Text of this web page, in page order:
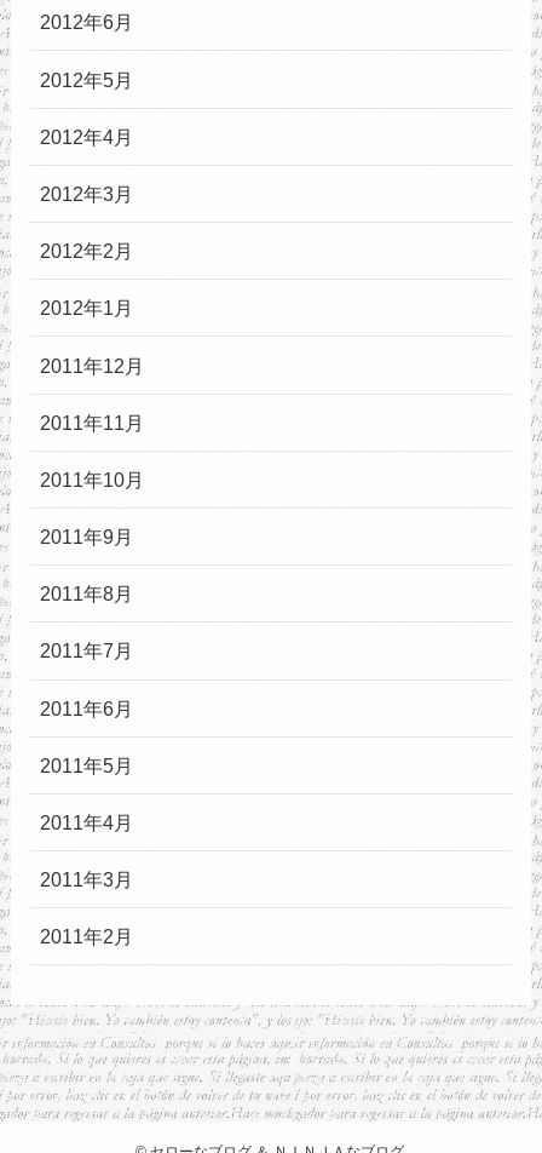
2012年6月
2012年5月
2012年4月
2012年3月
2012年2月
2012年1月
2011年12月
2011年11月
2011年10月
2011年9月
2011年8月
2011年7月
2011年6月
2011年5月
2011年4月
2011年3月
2011年2月